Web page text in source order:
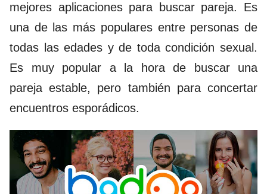
mejores aplicaciones para buscar pareja. Es
una de las más populares entre personas de
todas las edades y de toda condición sexual.
Es muy popular a la hora de buscar una
pareja estable, pero también para concertar
encuentros esporádicos.